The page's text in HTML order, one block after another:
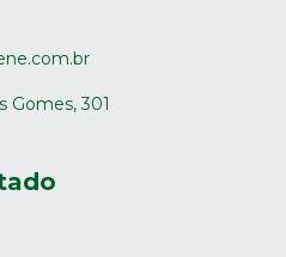
Gomes, 301